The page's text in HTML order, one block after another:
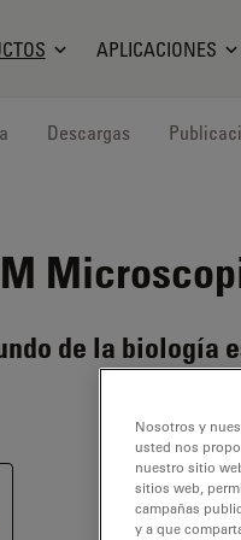
APLICACIONES
Descargas
de la biología
Nosotros y
usted nos
nuestro sitio
sitios web,
campañas
y a que